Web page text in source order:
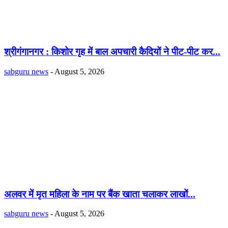
श्रीगंगानगर : किशोर गृह में बाल अपचारी कैदियों ने पीट-पीट कर...
sabguru news - August 5, 2026
अलवर में मृत महिला के नाम पर बैंक खाता चलाकर लाखों...
sabguru news - August 5, 2026